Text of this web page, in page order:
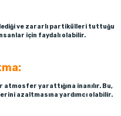
ve zararlı partikülleri tuttuğu
için faydalı olabilir.
yarattığına inanılır. Bu,
azaltmasına yardımcı olabilir.